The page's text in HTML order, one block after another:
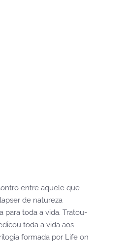
entre aquele que
de natureza
para toda a vida. Tratou-
toda a vida aos
formada por Life on